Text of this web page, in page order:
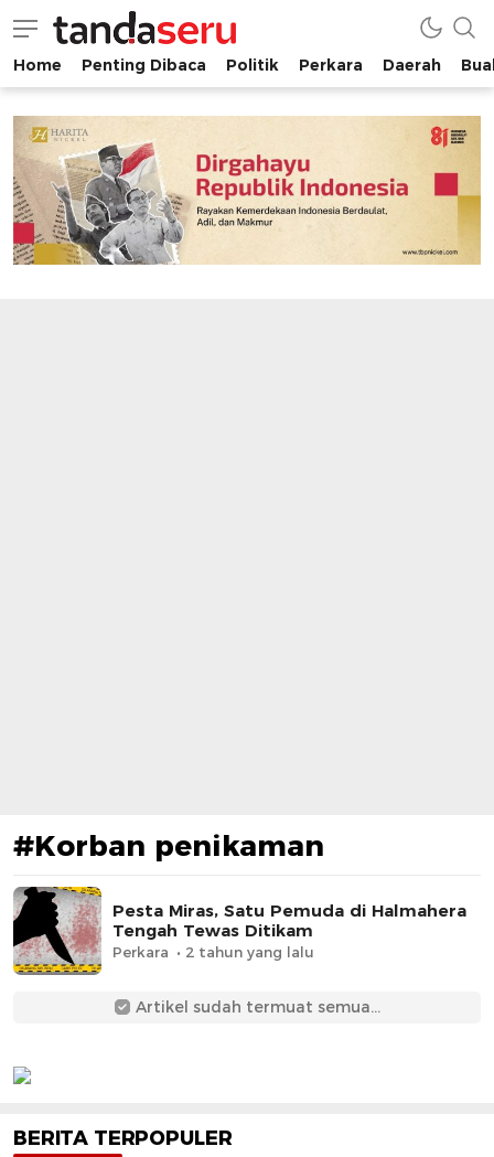
tandaseru.com | Penting Dibaca
tandaseru.com
Home Penting Dibaca Politik Perkara Daerah
#Korban penikaman
Pesta Miras, Satu Pemuda di Halmahera
Tengah Tewas Ditikam
Perkara 2 tahun yang lalu
Artikel sudah termuat semua...
BERITA TERPOPULER